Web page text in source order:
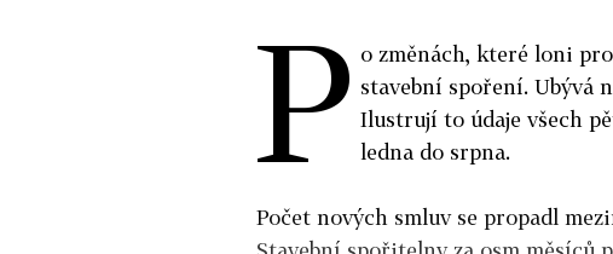
P o změnách, které loni
stavební spoření. Ubývá
Ilustrují to údaje všech
ledna do srpna.
Počet nových smluv se propadl